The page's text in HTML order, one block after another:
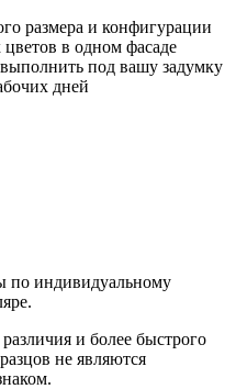
размера и конфигурации
в одном фасаде
под вашу задумку
дней
по индивидуальному
и более быстрого
не являются